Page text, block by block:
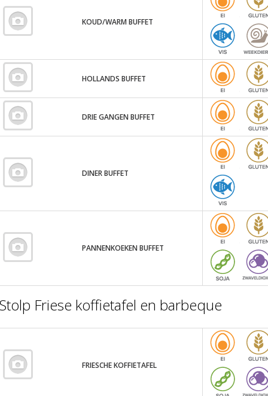
KOUD/WARM BUFFET
HOLLANDS BUFFET
DRIE GANGEN BUFFET
DINER BUFFET
PANNENKOEKEN BUFFET
Stolp Friese koffietafel en barbeque
FRIESCHE KOFFIETAFEL